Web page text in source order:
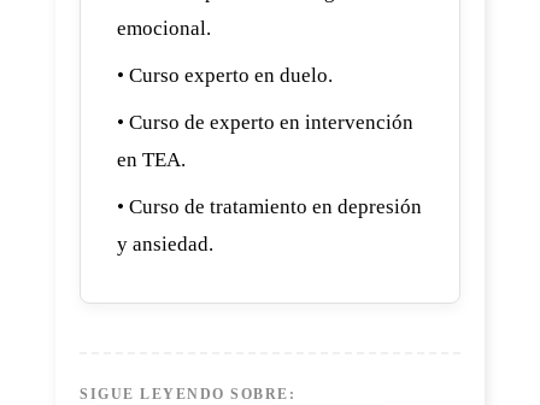
emocional.
• Curso experto en duelo.
• Curso de experto en intervención
en TEA.
• Curso de tratamiento en depresión
y ansiedad.
SIGUE LEYENDO SOBRE: